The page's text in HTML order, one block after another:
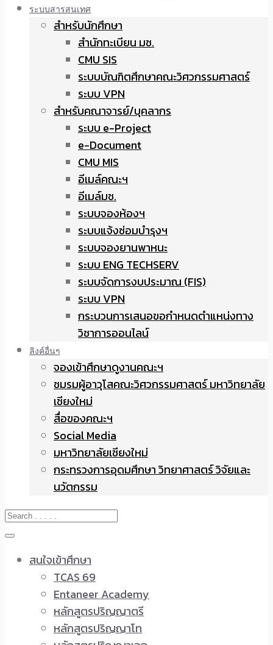
ระบบสารสนเทศ
สำหรับนักศึกษา
สำนักทะเบียน มช.
CMU SIS
ระบบบัณฑิตศึกษาคณะวิศวกรรมศาสตร์
ระบบ VPN
สำหรับคณาจารย์/บุคลากร
ระบบ e-Project
e-Document
CMU MIS
อีเมล์คณะฯ
อีเมล์มช.
ระบบจองห้องฯ
ระบบแจ้งซ่อมบำรุงฯ
ระบบจองยานพาหนะ
ระบบ ENG TECHSERV
ระบบจัดการงบประมาณ (FIS)
ระบบ VPN
กระบวนการเสนอขอกำหนดตำแหน่งทาง
วิชาการออนไลน์
ลิงค์อื่นๆ
จองเข้าศึกษาดูงานคณะฯ
ชมรมผู้อาวุโสคณะวิศวกรรมศาสตร์ มหาวิทยาลัย
เชียงใหม่
สื่อของคณะฯ
Social Media
มหาวิทยาลัยเชียงใหม่
กระทรวงการอุดมศึกษา วิทยาศาสตร์ วิจัยและ
นวัตกรรม
สนใจเข้าศึกษา
TCAS 69
Entaneer Academy
หลักสูตรปริญญาตรี
หลักสูตรปริญญาโท